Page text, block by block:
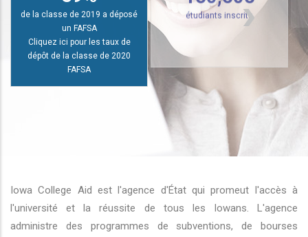
de la classe de 2019 a déposé
un FAFSA
Cliquez ici pour les taux de
dépôt de la classe de 2020
FAFSA
150,605
étudiants inscrits
Iowa College Aid est l'agence d'État qui promeut l'accès à
l'université et la réussite de tous les Iowans. L'agence
administre des programmes de subventions, de bourses